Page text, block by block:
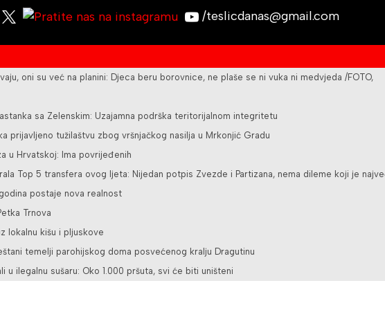
/teslicdanas@gmail.com
oni su već na planini: Djeca beru borovnice, ne plaše se ni vuka ni medvjeda /FOTO,
sa Zelenskim: Uzajamna podrška teritorijalnom integritetu
prijavljeno tužilaštvu zbog vršnjačkog nasilja u Mrkonjić Gradu
u Hrvatskoj: Ima povrijeđenih
Top 5 transfera ovog ljeta: Nijedan potpis Zvezde i Partizana, nema dileme koji je
postaje nova realnost
Trnova
lokalnu kišu i pljuskove
temelji parohijskog doma posvećenog kralju Dragutinu
u ilegalnu sušaru: Oko 1.000 pršuta, svi će biti uništeni